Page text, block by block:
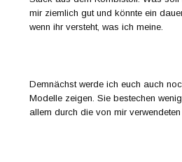
mir ziemlich gut und könnte ein
wenn ihr versteht, was ich meine.
Demnächst werde ich euch auch
Modelle zeigen. Sie bestechen
allem durch die von mir verwendeten